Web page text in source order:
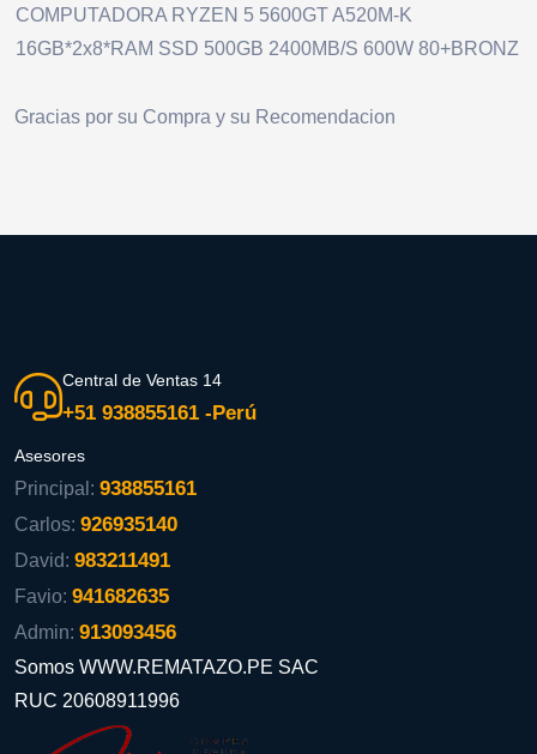
COMPUTADORA RYZEN 5 5600GT A520M-K
16GB*2x8*RAM SSD 500GB 2400MB/S 600W 80+BRONZ
Gracias por su Compra y su Recomendacion
Central de Ventas 14
+51 938855161 -Perú
Asesores
Principal: 938855161
Carlos: 926935140
David: 983211491
Favio: 941682635
Admin: 913093456
Somos WWW.REMATAZO.PE SAC
RUC 20608911996